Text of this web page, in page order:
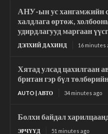
АНУ-ын ус хангамжийн
халдлага өртөж,
удирдлагууд маргаан
ДЭЛХИЙ ДАХИНД 16 minutes
Хятад улсад цахилгаан
британ гэр бүл
AUTO | АВТО 34 minutes ago
Болхи байдал
ЭРЧҮҮД 51 minutes ago